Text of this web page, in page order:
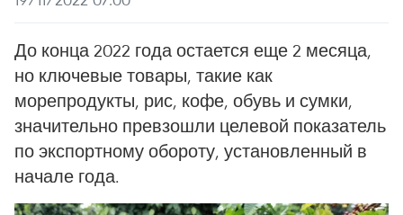
До конца 2022 года остается еще 2 месяца,
но ключевые товары, такие как
морепродукты, рис, кофе, обувь и сумки,
значительно превзошли целевой показатель
по экспортному обороту, установленный в
начале года.